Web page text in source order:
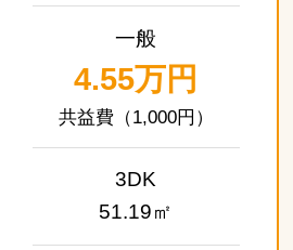
一般
4.55万円
（1,000円）
3DK
51.19㎡